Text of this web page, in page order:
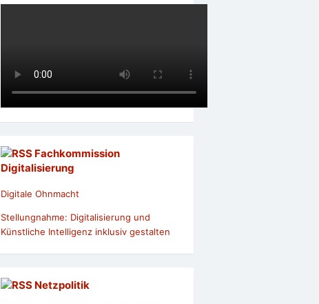
Fachkommission
Digitalisierung
Digitale Ohnmacht
Stellungnahme: Digitalisierung und
Künstliche Intelligenz inklusiv gestalten
Netzpolitik